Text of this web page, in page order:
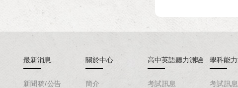
最新消息
新聞稿/公告
關於中心
簡介
高中英語聽力測驗
考試訊息
學科能
考試訊息